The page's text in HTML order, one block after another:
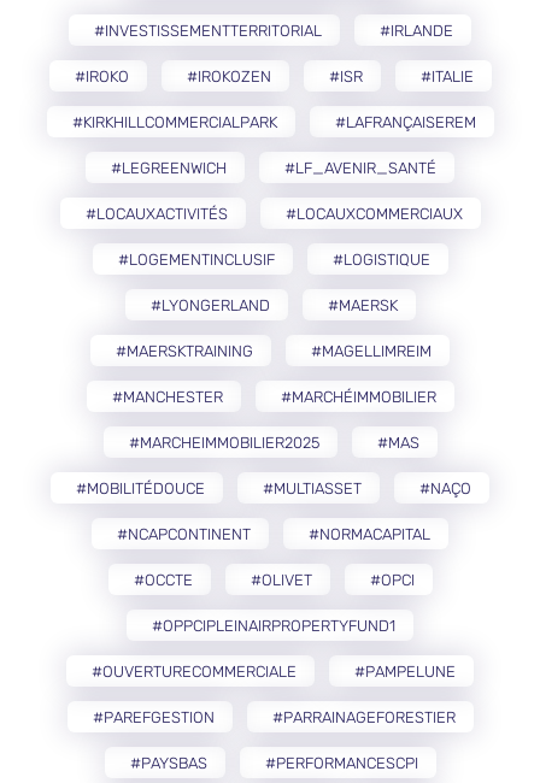
#INVESTISSEMENTTERRITORIAL #IRLANDE
#IROKO #IROKOZEN #ISR #ITALIE
#KIRKHILLCOMMERCIALPARK #LAFRANÇAISEREM
#LEGREENWICH #LF_AVENIR_SANTÉ
#LOCAUXACTIVITÉS #LOCAUXCOMMERCIAUX
#LOGEMENTINCLUSIF #LOGISTIQUE
#LYONGERLAND #MAERSK
#MAERSKTRAINING #MAGELLIMREIM
#MANCHESTER #MARCHÉIMMOBILIER
#MARCHEIMMOBILIER2025 #MAS
#MOBILITÉDOUCE #MULTIASSET #NAÇO
#NCAPCONTINENT #NORMACAPITAL
#OCCTE #OLIVET #OPCI
#OPPCIPLEINAIRPROPERTYFUND1
#OUVERTURECOMMERCIALE #PAMPELUNE
#PAREFGESTION #PARRAINAGEFORESTIER
#PAYSBAS #PERFORMANCESCPI